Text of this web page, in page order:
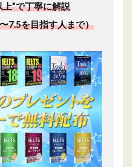
”で丁寧に解説
7.5を目指す人まで）